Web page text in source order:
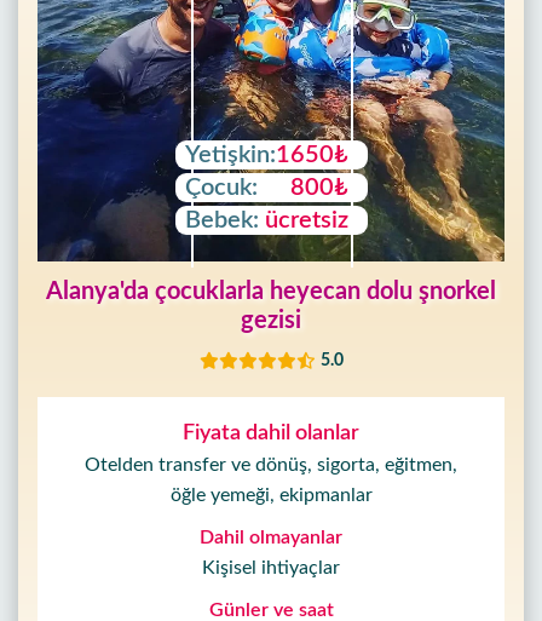
Yetişkin:1650₺
Çocuk:
800₺
Bebek: ücretsiz
Alanya'da çocuklarla heyecan dolu şnorkel
gezisi
5.0
Fiyata dahil olanlar
Otelden transfer ve dönüş, sigorta, eğitmen,
öğle yemeği, ekipmanlar
Dahil olmayanlar
Kişisel ihtiyaçlar
Günler ve saat